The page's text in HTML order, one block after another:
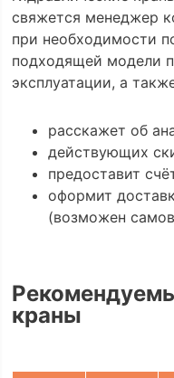
свяжется менеджер
при необходимости
подходящей модели
эксплуатации, а
расскажет об
действующих
предоставит
оформит
(возможен
краны